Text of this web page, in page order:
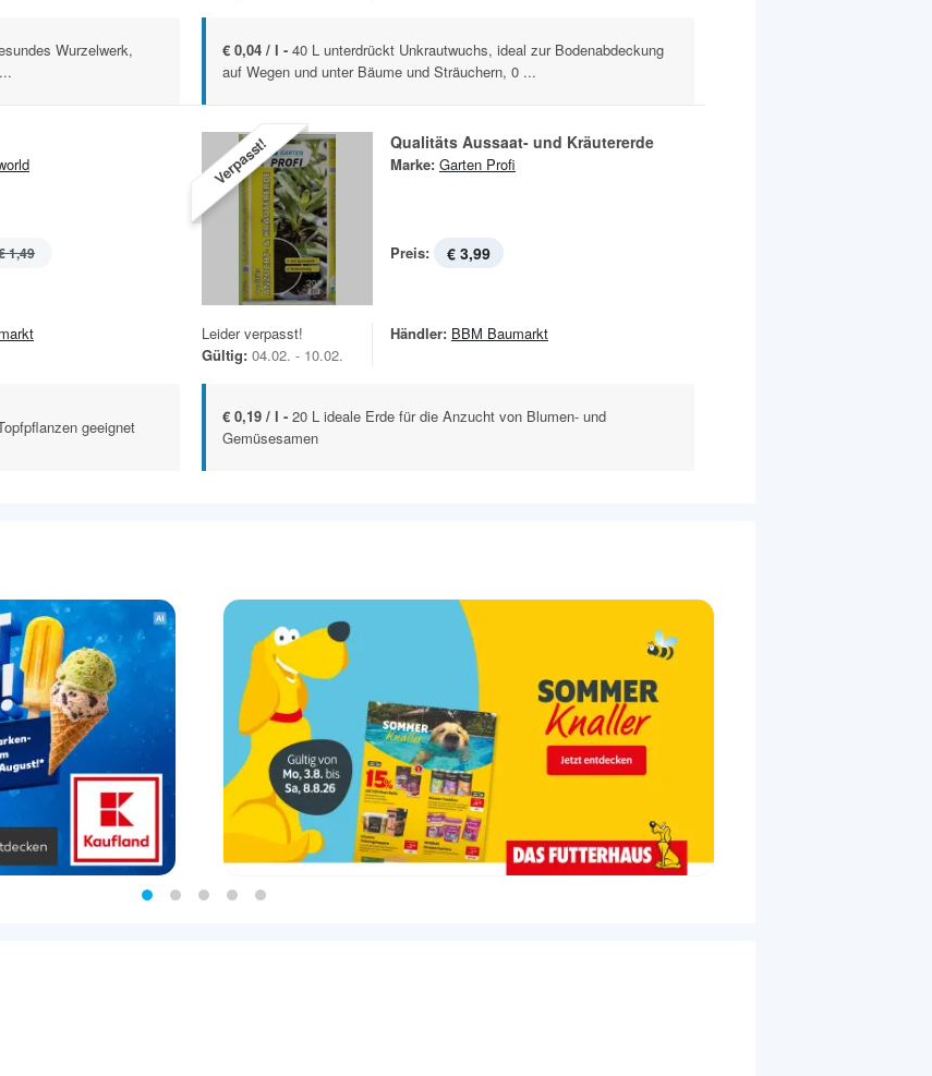
Wurzelwerk,
€ 0,04 / l - 40 L unterdrückt Unkrautwuchs, ideal zur Bodenabdeckung
auf Wegen und unter Bäume und Sträuchern, 0 ...
1,49
geeignet
Verpasst! Qualitäts Aussaat- und Kräutererde
Marke: Garten Profi
Preis: € 3,99
Leider verpasst!
Gültig: 04.02. - 10.02.
Händler: BBM Baumarkt
€ 0,19 / l - 20 L ideale Erde für die Anzucht von Blumen- und
Gemüsesamen